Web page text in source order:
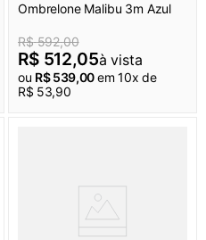
Ombrelone Malibu 3m Azul
R$ 592,00
R$ 512,05à vista
ou R$ 539,00em10x de
R$ 53,90